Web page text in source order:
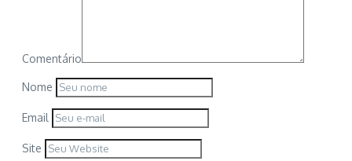
Comentário
Nome
Email
Site